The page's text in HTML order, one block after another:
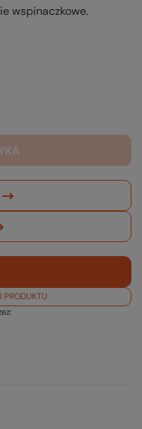
wspinaczkowe.